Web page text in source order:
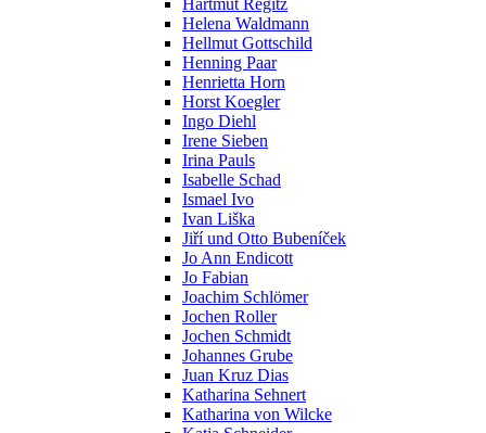
Helena Waldmann
Hellmut Gottschild
Henning Paar
Henrietta Horn
Horst Koegler
Ingo Diehl
Irene Sieben
Irina Pauls
Isabelle Schad
Ismael Ivo
Ivan Liška
Jiří und Otto Bubeníček
Jo Ann Endicott
Jo Fabian
Joachim Schlömer
Jochen Roller
Jochen Schmidt
Johannes Grube
Juan Kruz Dias
Katharina Sehnert
Katharina von Wilcke